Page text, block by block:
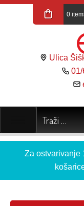
0
Ulica
Za ostvarivanje